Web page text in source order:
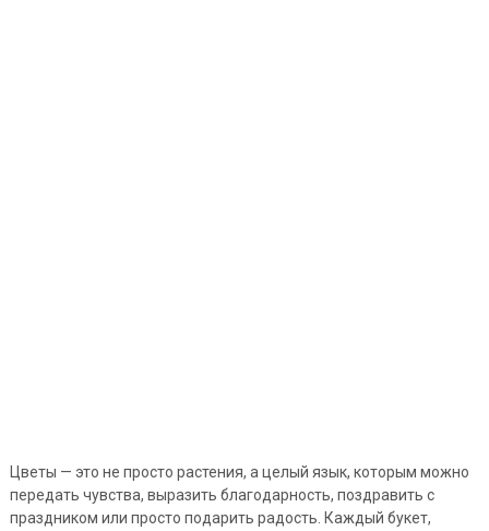
Цветы — это не просто растения, а целый язык, которым можно
передать чувства, выразить благодарность, поздравить с
праздником или просто подарить радость. Каждый букет,